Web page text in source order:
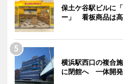
保土ケ谷駅ビルに
ー」 看板商品は
横浜駅西口の複合
に閉館へ 一体開